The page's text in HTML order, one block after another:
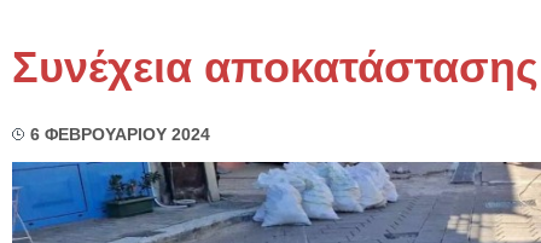
Συνέχεια αποκατάστασης
6 ΦΕΒΡΟΥΑΡΙΟΥ 2024